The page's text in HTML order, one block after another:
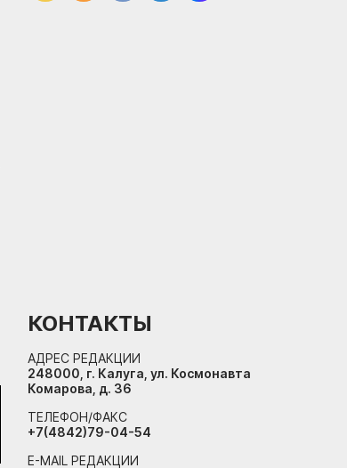
КОНТАКТЫ
АДРЕС РЕДАКЦИИ
248000, г. Калуга, ул. Космонавта
Комарова, д. 36
ТЕЛЕФОН/ФАКС
+7(4842)79-04-54
E-MAIL РЕДАКЦИИ